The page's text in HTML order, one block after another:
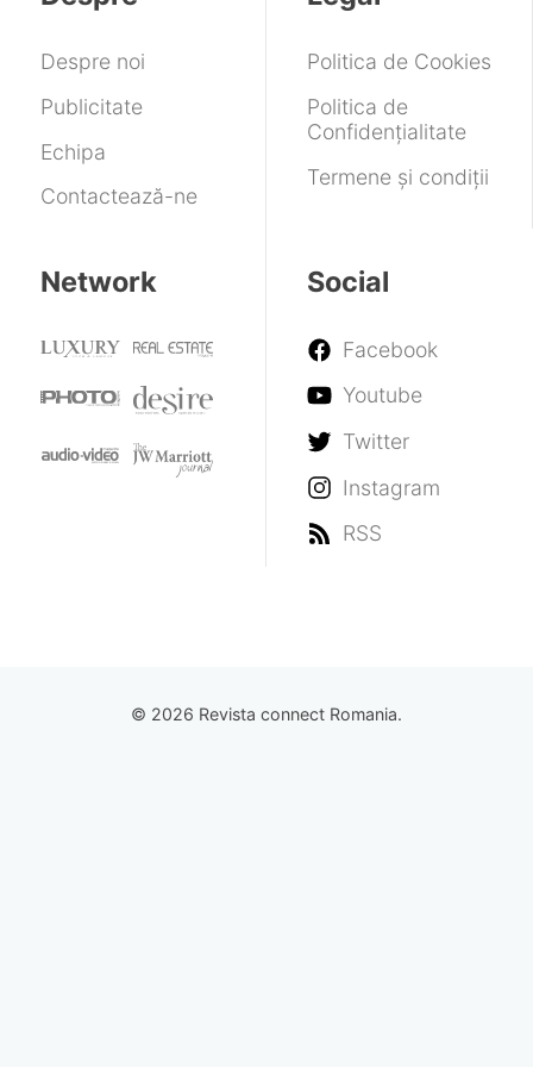
instalezi
telefonul
170
de
față
S25
Despre noi
Publicitate
Echipa
Contactează-ne
Politica de Cookies
Politica de
Confidențialitate
Termene și condiții
Network Social
Facebook
Youtube
Twitter
Instagram
RSS
© 2026 Revista connect Romania.